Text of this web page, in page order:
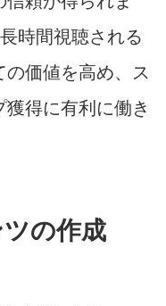
長時間視聴される
価値を高め、ス
得に有利に働き
の作成